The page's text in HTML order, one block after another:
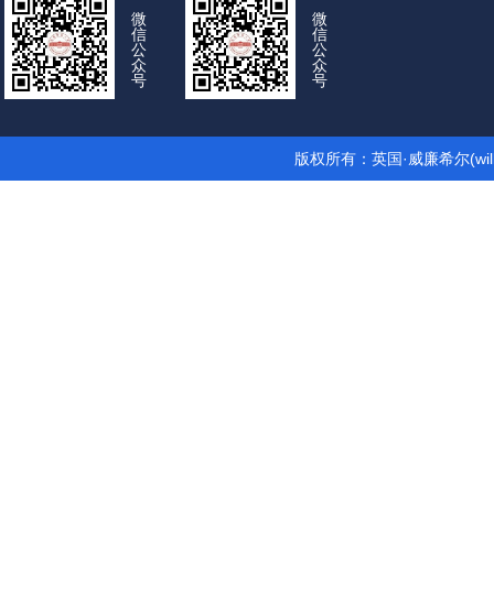
微
信
公
众
号
微
信
公
众
号
版权所有：英国·威廉希尔